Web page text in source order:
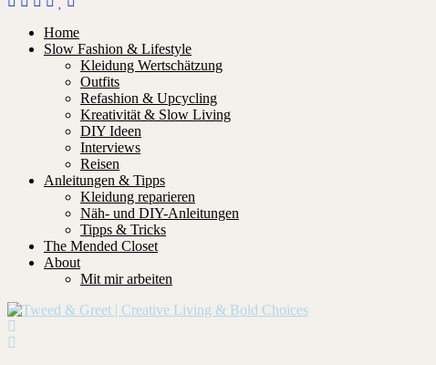
Home
Slow Fashion & Lifestyle
Kleidung Wertschätzung
Outfits
Refashion & Upcycling
Kreativität & Slow Living
DIY Ideen
Interviews
Reisen
Anleitungen & Tipps
Kleidung reparieren
Näh- und DIY-Anleitungen
Tipps & Tricks
The Mended Closet
About
Mit mir arbeiten